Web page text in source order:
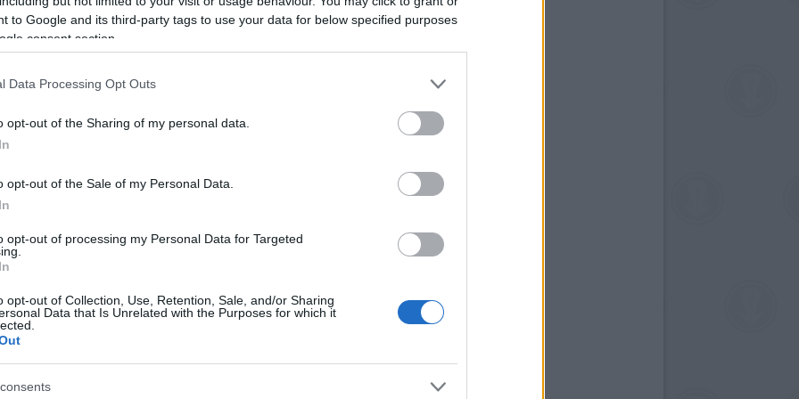
to Google and its third-party tags to use your data for below specified purposes
consent section.
Data Processing Opt Outs
opt-out of the Sharing of my personal data.
opt-out of the Sale of my Personal Data.
opt-out of processing my Personal Data for Targeted
opt-out of Collection, Use, Retention, Sale, and/or Sharing
Data that Is Unrelated with the Purposes for which it
Yorkba, ahol később a Carnegie Hallban aratott
szerelmese volt, bevételeit pedig
szegényen halt meg. Sok nővel volt dolga,
nemzett, híresztelések szerint legalább 24-
"Paco", Tonino és Diego tagja a